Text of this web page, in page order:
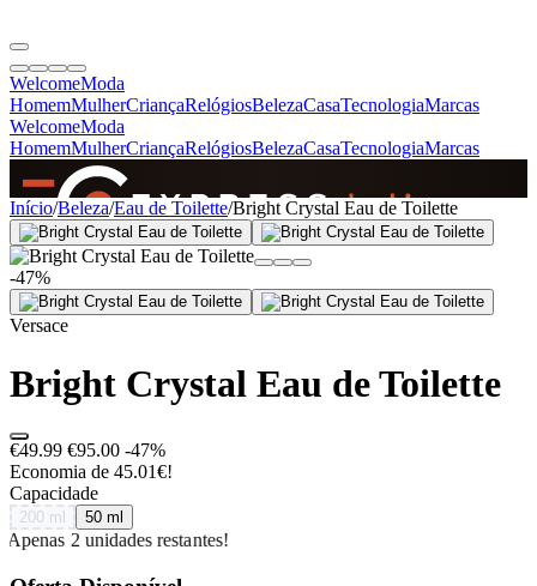
WelcomeModa
HomemMulherCriançaRelógiosBelezaCasaTecnologiaMarcas
WelcomeModa
HomemMulherCriançaRelógiosBelezaCasaTecnologiaMarcas
SINCE 2005
+de 36.000 reviews
Início/Beleza/Eau de Toilette/Bright Crystal Eau de Toilette
-47%
Versace
Bright Crystal Eau de Toilette
€49.99 €95.00 -47%
Economia de 45.01€!
Capacidade
200 ml 50 ml
Apenas 2 unidades restantes!